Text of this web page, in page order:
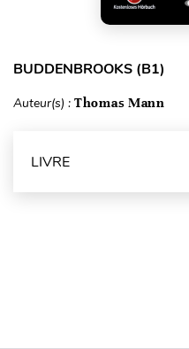
BUDDENBROOKS (B1)
Auteur(s) : Thomas Mann
LIVRE